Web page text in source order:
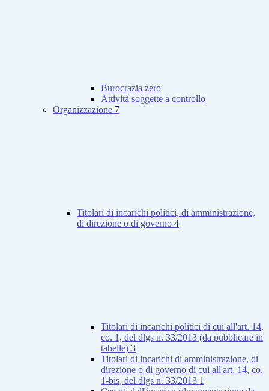
Burocrazia zero
Attività soggette a controllo
Organizzazione 7
Titolari di incarichi politici, di amministrazione,
di direzione o di governo 4
Titolari di incarichi politici di cui all'art. 14,
co. 1, del dlgs n. 33/2013 (da pubblicare in
tabelle) 3
Titolari di incarichi di amministrazione, di
direzione o di governo di cui all'art. 14, co.
1-bis, del dlgs n. 33/2013 1